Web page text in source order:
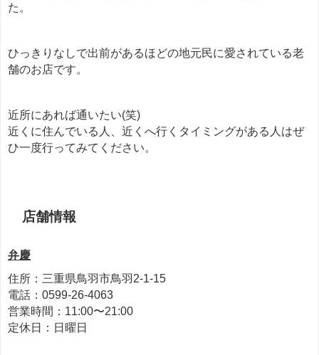
た。
ひっきりなしで出前があるほどの地元民に愛されている老
舗のお店です。
近所にあれば通いたい(笑)
近くに住んでいる人、近くへ行くタイミングがある人はぜ
ひ一度行ってみてください。
店舗情報
弁慶
住所：三重県鳥羽市鳥羽2-1-15
電話：0599-26-4063
営業時間：11:00〜21:00
定休日：日曜日